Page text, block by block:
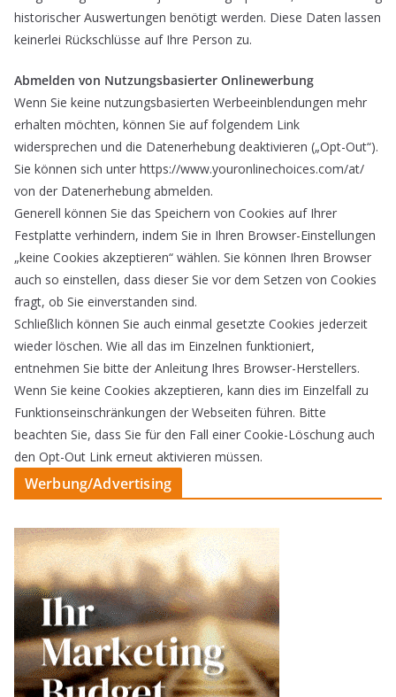
historischer Auswertungen benötigt werden. Diese Daten lassen
keinerlei Rückschlüsse auf Ihre Person zu.
Abmelden von Nutzungsbasierter Onlinewerbung
Wenn Sie keine nutzungsbasierten Werbeeinblendungen mehr
erhalten möchten, können Sie auf folgendem Link
widersprechen und die Datenerhebung deaktivieren („Opt-Out“).
Sie können sich unter https://www.youronlinechoices.com/at/
von der Datenerhebung abmelden.
Generell können Sie das Speichern von Cookies auf Ihrer
Festplatte verhindern, indem Sie in Ihren Browser-Einstellungen
„keine Cookies akzeptieren“ wählen. Sie können Ihren Browser
auch so einstellen, dass dieser Sie vor dem Setzen von Cookies
fragt, ob Sie einverstanden sind.
Schließlich können Sie auch einmal gesetzte Cookies jederzeit
wieder löschen. Wie all das im Einzelnen funktioniert,
entnehmen Sie bitte der Anleitung Ihres Browser-Herstellers.
Wenn Sie keine Cookies akzeptieren, kann dies im Einzelfall zu
Funktionseinschränkungen der Webseiten führen. Bitte
beachten Sie, dass Sie für den Fall einer Cookie-Löschung auch
den Opt-Out Link erneut aktivieren müssen.
Werbung/Advertising